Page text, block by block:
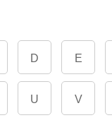
D E
U V